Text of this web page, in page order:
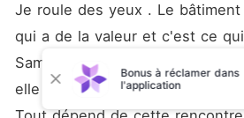
Je roule des yeux . Le
qui a de la valeur et c'est ce
Samira le sait . En tant que
elle est consciente de la
Bonus à réclamer dans
l'application